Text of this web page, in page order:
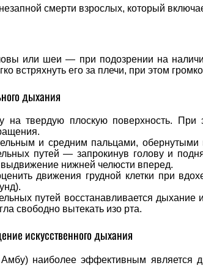
смерти взрослых, который
или шеи — при подозрении на
встряхнуть его за плечи, при этом
дыхания
твердую плоскую поверхность. При
и средним пальцами,
путей — запрокинув голову и
нижней челюсти вперед.
движения грудной клетки при
путей восстанавливается
свободно вытекать изо рта.
искусственного дыхания
наиболее эффективным является